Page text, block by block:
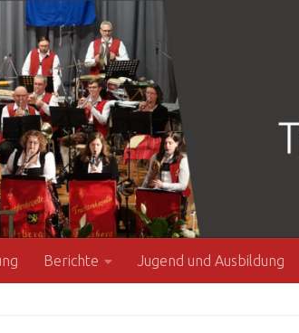
Berichte Jugend und Ausbildung